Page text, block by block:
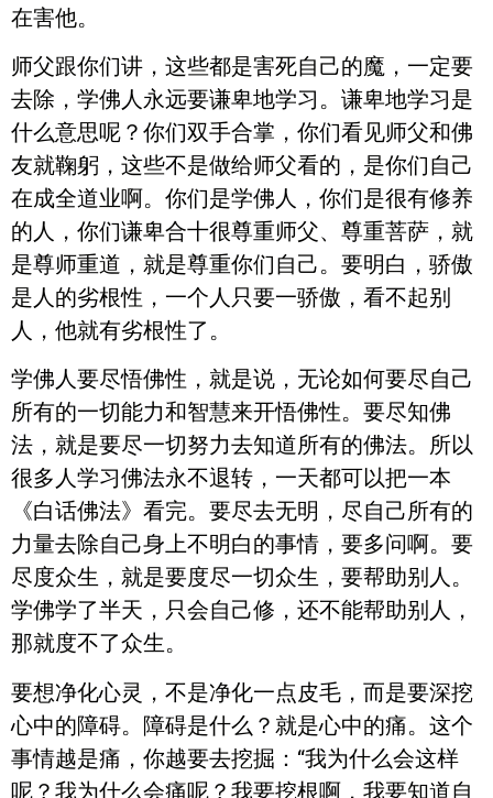
在害他。
师父跟你们讲，这些都是害死自己的魔，一定要
去除，学佛人永远要谦卑地学习。谦卑地学习是
什么意思呢？你们双手合掌，你们看见师父和佛
友就鞠躬，这些不是做给师父看的，是你们自己
在成全道业啊。你们是学佛人，你们是很有修养
的人，你们谦卑合十很尊重师父、尊重菩萨，就
是尊师重道，就是尊重你们自己。要明白，骄傲
是人的劣根性，一个人只要一骄傲，看不起别
人，他就有劣根性了。
学佛人要尽悟佛性，就是说，无论如何要尽自己
所有的一切能力和智慧来开悟佛性。要尽知佛
法，就是要尽一切努力去知道所有的佛法。所以
很多人学习佛法永不退转，一天都可以把一本
《白话佛法》看完。要尽去无明，尽自己所有的
力量去除自己身上不明白的事情，要多问啊。要
尽度众生，就是要度尽一切众生，要帮助别人。
学佛学了半天，只会自己修，还不能帮助别人，
那就度不了众生。
要想净化心灵，不是净化一点皮毛，而是要深挖
心中的障碍。障碍是什么？就是心中的痛。这个
事情越是痛，你越要去挖掘：“我为什么会这样
呢？我为什么会痛呢？我要挖根啊，我要知道自